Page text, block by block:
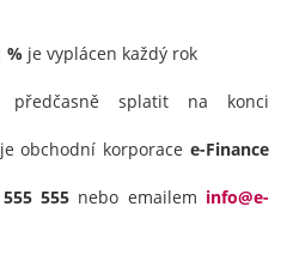
% je vyplácen každý rok
splatit na konci
obchodní korporace e-Finance
555nebo emailem info@e-